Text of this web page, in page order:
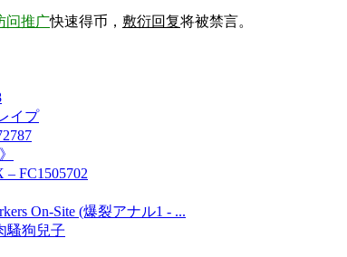
问推广快速得币， 敷衍回复将被禁言。
イプ
– FC1505702
On-Site (爆裂アナル1 - ...
騷狗兒子